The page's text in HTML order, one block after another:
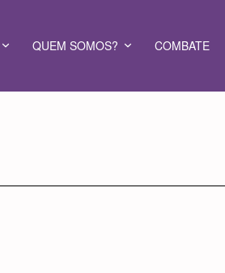
QUEM SOMOS? COMBATE